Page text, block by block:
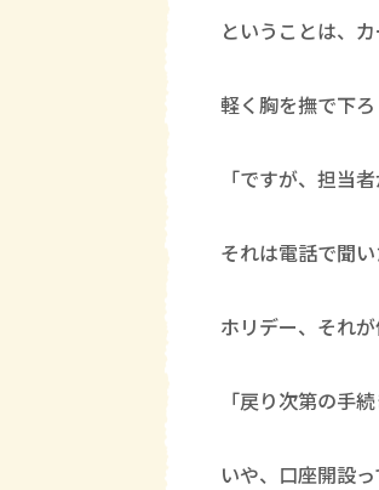
ということは、
軽く胸を撫で下
「ですが、担当
それは電話で聞い
ホリデー、それが
「戻り次第の手
いや、口座開設